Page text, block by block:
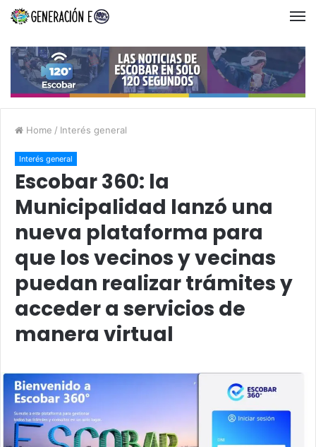
Home / Interés general
Interés general
Escobar 360: la
Municipalidad lanzó una
nueva plataforma para
que los vecinos y vecinas
puedan realizar trámites y
acceder a servicios de
manera virtual